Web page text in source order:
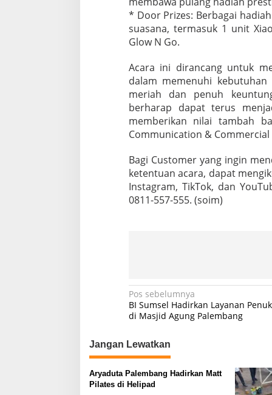
* Door Prizes: Berbagai
suasana, termasuk 1 unit
Glow N Go.
Acara ini dirancang untuk
dalam memenuhi
meriah dan penuh
berharap dapat terus
memberikan nilai tambah
Communication &
Bagi Customer yang ingin
ketentuan acara, dapat
Instagram, TikTok, dan
0811-557-555. (soim)
N
a
i
g
a
Pos sebelumnya
BI Sumsel Hadirkan Layanan
di Masjid Agung Palembang
Jangan Lewatkan
Aryaduta Palembang Hadirkan Matt
Pilates di Helipad